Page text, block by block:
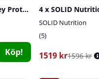
PumpLab CARBON - Whey Protein, 900 g
Köp!
4 x SOLID
SOLID Nutrition
5
1519 kr1596 kr